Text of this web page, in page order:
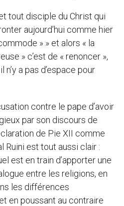
tout disciple du Christ qui
aujourd’hui comme hier
» » et alors « la
» c’est de « renoncer »,
a pas d’espace pour
contre le pape d’avoir
par son discours de
de Pie XII comme
Ruini est tout aussi clair :
est en train d’apporter une
entre les religions, en
les différences
en poussant au contraire